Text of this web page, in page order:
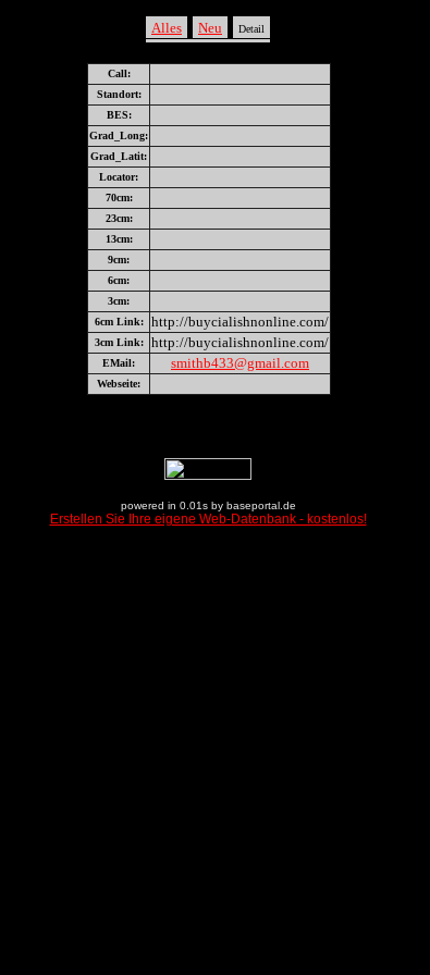
Alles Neu Detail
Call:
Standort:
BES:
Grad_Long:
Grad_Latit:
Locator:
70cm:
23cm:
13cm:
9cm:
6cm:
3cm:
6cm Link:
http://buycialishnonline.com/
3cm Link: http://buycialishnonline.com/
EMail: smithb433@gmail.com
Webseite:
powered in 0.01s by baseportal.de
Erstellen Sie Ihre eigene Web-Datenbank - kostenlos!